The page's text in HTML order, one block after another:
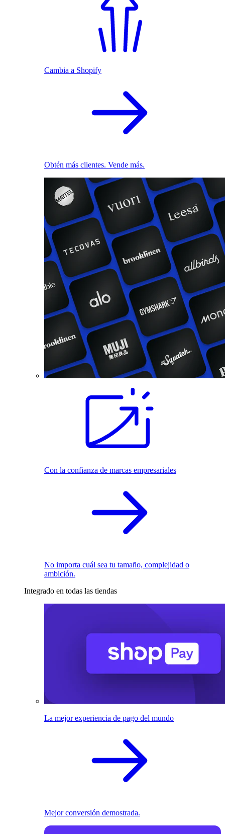
Cambia a Shopify
Obtén más clientes. Vende más.
Con la confianza de marcas empresariales
No importa cuál sea tu tamaño, complejidad o
ambición.
Integrado en todas las tiendas
La mejor experiencia de pago del mundo
Mejor conversión demostrada.